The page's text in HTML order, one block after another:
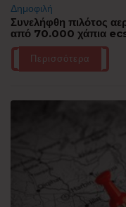
Δημοφιλή
Συνελήφθη πιλότος
από 70.000 χάπια
Περισσότερα